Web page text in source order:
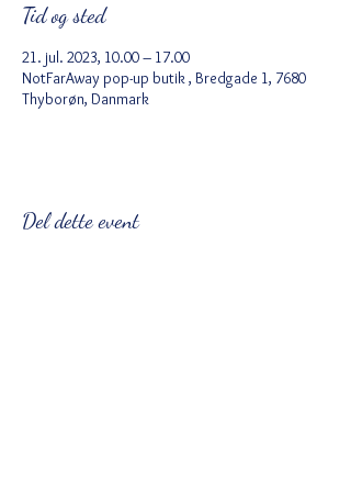
Tid og sted
21. jul. 2023, 10.00 – 17.00
NotFarAway pop-up butik , Bredgade 1, 7680
Thyborøn, Danmark
Del dette event